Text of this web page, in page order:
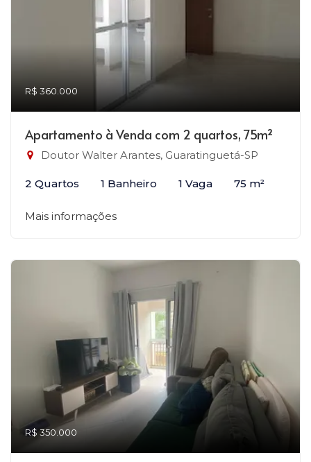
R$ 360.000
Apartamento à Venda com 2 quartos, 75m²
Doutor Walter Arantes, Guaratinguetá-SP
2 Quartos 1 Banheiro 1 Vaga 75 m²
Mais informações
R$ 350.000